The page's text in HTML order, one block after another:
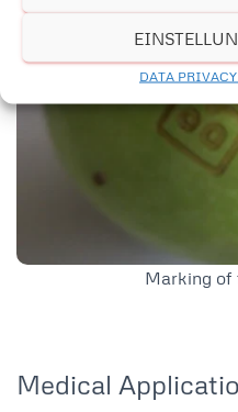
DATA
Marking of
Medical